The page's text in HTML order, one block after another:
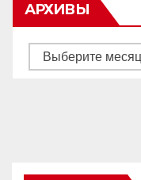
АРХИВЫ
Архивы